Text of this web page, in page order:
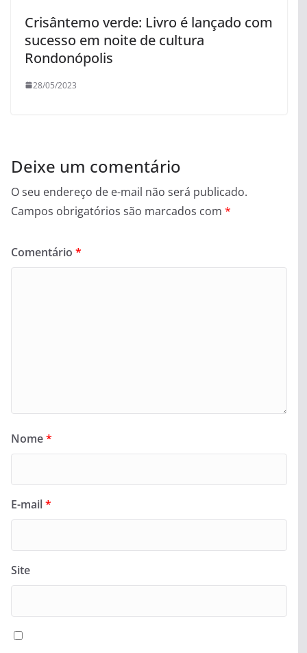
Crisântemo verde: Livro é lançado com
sucesso em noite de cultura
Rondonópolis
28/05/2023
Deixe um comentário
O seu endereço de e-mail não será publicado.
Campos obrigatórios são marcados com *
Comentário *
Nome*
E-mail*
Site